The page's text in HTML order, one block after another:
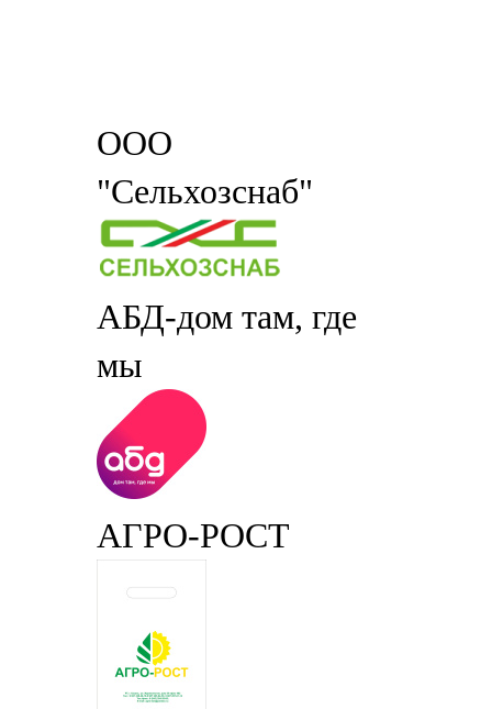
ООО
"Сельхозснаб"
АБД-дом там, где
мы
АГРО-РОСТ